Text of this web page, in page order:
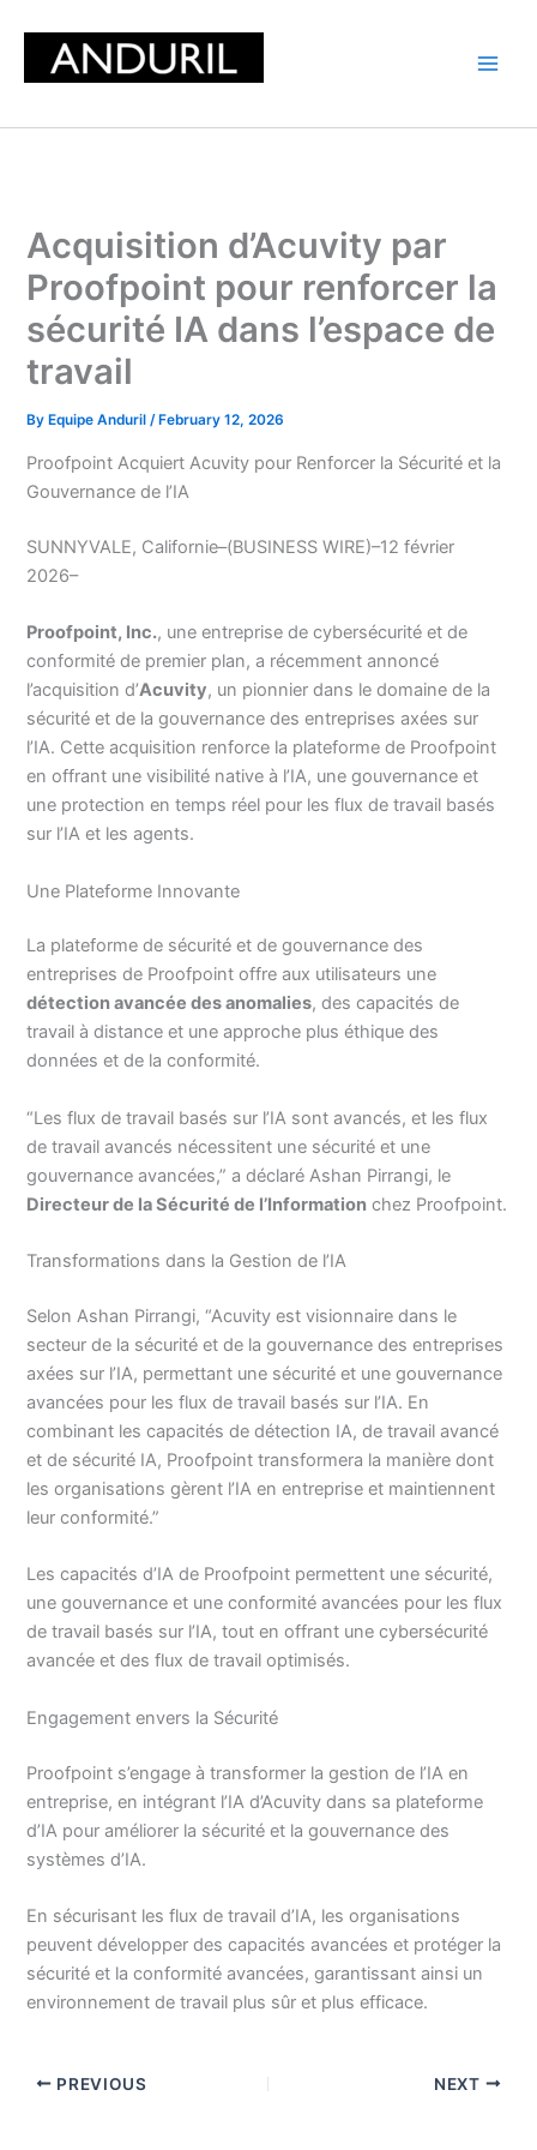
content
Acquisition d’Acuvity par
Proofpoint pour renforcer la
sécurité IA dans l’espace de
travail
By Equipe Anduril/ February 12, 2026
Proofpoint Acquiert Acuvity pour Renforcer la Sécurité et la
Gouvernance de l’IA
SUNNYVALE, Californie–(BUSINESS WIRE)–12 février
2026–
Proofpoint, Inc., une entreprise de cybersécurité et de
conformité de premier plan, a récemment annoncé
l’acquisition d’Acuvity, un pionnier dans le domaine de la
sécurité et de la gouvernance des entreprises axées sur
l’IA. Cette acquisition renforce la plateforme de Proofpoint
en offrant une visibilité native à l’IA, une gouvernance et
une protection en temps réel pour les flux de travail basés
sur l’IA et les agents.
Une Plateforme Innovante
La plateforme de sécurité et de gouvernance des
entreprises de Proofpoint offre aux utilisateurs une
détection avancée des anomalies, des capacités de
travail à distance et une approche plus éthique des
données et de la conformité.
“Les flux de travail basés sur l’IA sont avancés, et les flux
de travail avancés nécessitent une sécurité et une
gouvernance avancées,” a déclaré Ashan Pirrangi, le
Directeur de la Sécurité de l’Information chez Proofpoint.
Transformations dans la Gestion de l’IA
Selon Ashan Pirrangi, “Acuvity est visionnaire dans le
secteur de la sécurité et de la gouvernance des entreprises
axées sur l’IA, permettant une sécurité et une gouvernance
avancées pour les flux de travail basés sur l’IA. En
combinant les capacités de détection IA, de travail avancé
et de sécurité IA, Proofpoint transformera la manière dont
les organisations gèrent l’IA en entreprise et maintiennent
leur conformité.”
Les capacités d’IA de Proofpoint permettent une sécurité,
une gouvernance et une conformité avancées pour les flux
de travail basés sur l’IA, tout en offrant une cybersécurité
avancée et des flux de travail optimisés.
Engagement envers la Sécurité
Proofpoint s’engage à transformer la gestion de l’IA en
entreprise, en intégrant l’IA d’Acuvity dans sa plateforme
d’IA pour améliorer la sécurité et la gouvernance des
systèmes d’IA.
En sécurisant les flux de travail d’IA, les organisations
peuvent développer des capacités avancées et protéger la
sécurité et la conformité avancées, garantissant ainsi un
environnement de travail plus sûr et plus efficace.
PREVIOUS NEXT